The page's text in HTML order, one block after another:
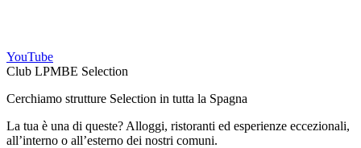
YouTube
Club LPMBE Selection
Cerchiamo strutture Selection in tutta la Spagna
La tua è una di queste? Alloggi, ristoranti ed esperienze eccezionali,
all’interno o all’esterno dei nostri comuni.